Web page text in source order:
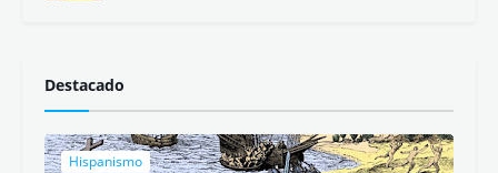
Destacado
Hispanismo